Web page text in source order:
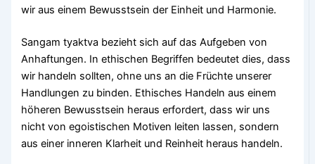
wir aus einem Bewusstsein der Einheit und Harmonie.
Sangam tyaktva bezieht sich auf das Aufgeben von
Anhaftungen. In ethischen Begriffen bedeutet dies, dass
wir handeln sollten, ohne uns an die Früchte unserer
Handlungen zu binden. Ethisches Handeln aus einem
höheren Bewusstsein heraus erfordert, dass wir uns
nicht von egoistischen Motiven leiten lassen, sondern
aus einer inneren Klarheit und Reinheit heraus handeln.